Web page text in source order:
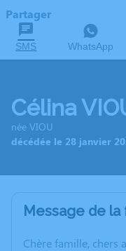
Partager
SMS WhatsApp
Célina
née VIOU
décédée le 28 janvier
Message de la
Chère famille, chers